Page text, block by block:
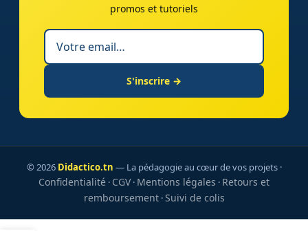
promos et tutoriels
S'inscrire →
© 2026 Didactico.tn — La pédagogie au cœur de vos projets ·
Confidentialité · CGV· Mentions légales · Retours et
remboursement·Suivi de colis